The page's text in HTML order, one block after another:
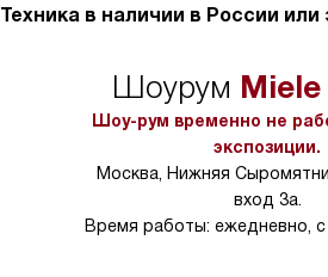
Техника в наличии в России или
Шоурум Miele
Шоу-рум временно не
экспозиции.
Москва, Нижняя
вход 3а.
Время работы: ежедневно, с